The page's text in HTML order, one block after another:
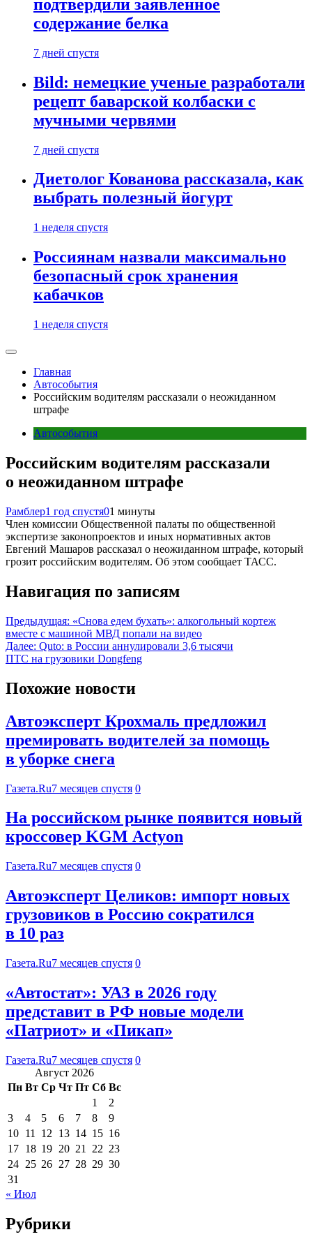
подтвердили заявленное
содержание белка
7 дней спустя
Bild: немецкие ученые разработали
рецепт баварской колбаски с
мучными червями
7 дней спустя
Диетолог Кованова рассказала, как
выбрать полезный йогурт
1 неделя спустя
Россиянам назвали максимально
безопасный срок хранения
кабачков
1 неделя спустя
Главная
Автособытия
Российским водителям рассказали о неожиданном
штрафе
Автособытия
Российским водителям рассказали
о неожиданном штрафе
Рамблер1 год спустя01 минуты
Член комиссии Общественной палаты по общественной
экспертизе законопроектов и иных нормативных актов
Евгений Машаров рассказал о неожиданном штрафе, который
грозит российским водителям. Об этом сообщает ТАСС.
Навигация по записям
Предыдущая: «Снова едем бухать»: алкогольный кортеж
вместе с машиной МВД попали на видео
Далее: Quto: в России аннулировали 3,6 тысячи
ПТС на грузовики Dongfeng
Похожие новости
Автоэксперт Крохмаль предложил
премировать водителей за помощь
в уборке снега
Газета.Ru7 месяцев спустя 0
На российском рынке появится новый
кроссовер KGM Actyon
Газета.Ru7 месяцев спустя 0
Автоэксперт Целиков: импорт новых
грузовиков в Россию сократился
в 10 раз
Газета.Ru7 месяцев спустя 0
«Автостат»: УАЗ в 2026 году
представит в РФ новые модели
«Патриот» и «Пикап»
Газета.Ru7 месяцев спустя 0
Август 2026
Пн Вт Ср Чт Пт Сб Вс
1
2
3
4 5 6 7 8
9
10 11 12 13 14 15 16
17 18 19 20 21 22 23
24 25 26 27 28 29 30
31
« Июл
Рубрики